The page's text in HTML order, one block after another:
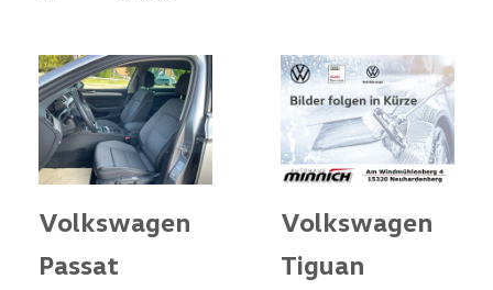
Volkswagen
Passat
Volkswagen
Tiguan